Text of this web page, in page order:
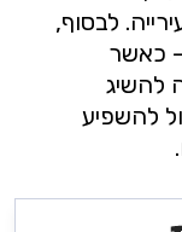
לבסוף,
כאשר
להשיג
להשפיע